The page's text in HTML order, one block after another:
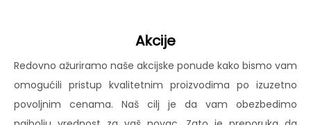
Akcije
Redovno ažuriramo naše akcijske ponude kako bismo vam
omogućili pristup kvalitetnim proizvodima po izuzetno
povoljnim cenama. Naš cilj je da vam obezbedimo